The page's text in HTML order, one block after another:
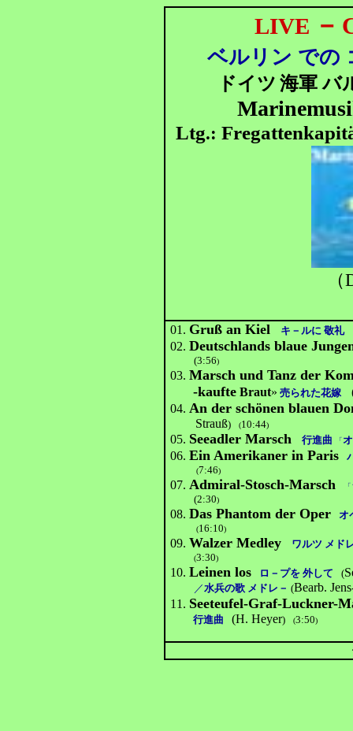
LIVE －
ベルリン での
ドイツ 海軍 バ
Ltg.:
01. Gruß an Kiel キ－ルに 敬礼
02.Deutschlands blaue
(3:56)
03.Marsch und Tanz der
-kaufte Braut» 売られた花嫁
04. An der schönen blauen
Strauß) (10:44)
05. Seeadler Marsch 行進曲 「
06.Ein Amerikaner in Paris
(7:46)
07. Admiral-Stosch-Marsch 「
(2:30)
08.Das Phantom der Oper オ
(16:10)
09.Walzer Medley ワルツ メド
(3:30)
10. Leinen los ロ－プを 外して (
／水兵の歌 メドレ－ (Bearb.
11. Seeteufel-Graf-Luckner-
行進曲 (H. Heyer) (3:50)